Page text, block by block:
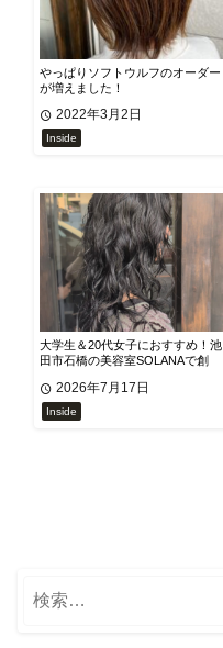
やっぱりソフトウルフのオーダー
が増えました！
2022年3月2日
Inside
大学生＆20代女子におすすめ！池
田市石橋の美容室SOLANAで創
るパーマ」の魅力
2026年7月17日
Inside